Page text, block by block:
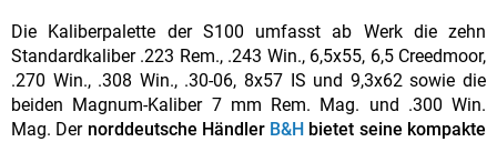
Die Kaliberpalette der S100 umfasst ab Werk die zehn
Standardkaliber .223 Rem., .243 Win., 6,5x55, 6,5 Creedmoor,
.270 Win., .308 Win., .30-06, 8x57 IS und 9,3x62 sowie die
beiden Magnum-Kaliber 7 mm Rem. Mag. und .300 Win.
Mag. Der norddeutsche Händler B&H bietet seine kompakte